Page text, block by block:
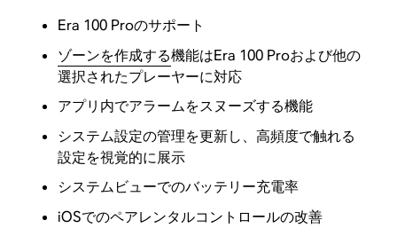
Era 100 Proのサポート
ゾーンを作成する機能はEra 100 Proおよび他の
選択されたプレーヤーに対応
アプリ内でアラームをスヌーズする機能
システム設定の管理を更新し、高頻度で触れる
設定を視覚的に展示
システムビューでのバッテリー充電率
iOSでのペアレンタルコントロールの改善